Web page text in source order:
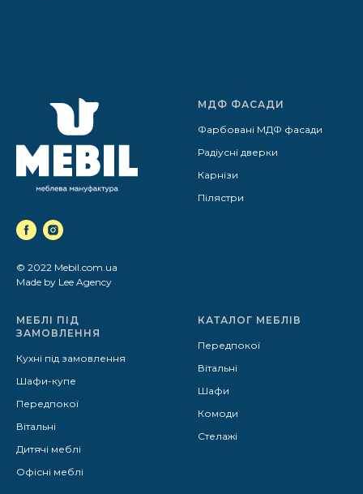
© 2022 Mebil.com.ua
Made by Lee Agency
МДФ ФАСАДИ
Фарбовані МДФ фасади
Радіусні дверки
Карнізи
Пілястри
МЕБЛІ ПІД
ЗАМОВЛЕННЯ
Кухні під замовлення
Шафи-купе
Передпокої
Вітальні
Дитячі меблі
Офісні меблі
КАТАЛОГ МЕБЛІВ
Передпокої
Вітальні
Шафи
Комоди
Стелажі